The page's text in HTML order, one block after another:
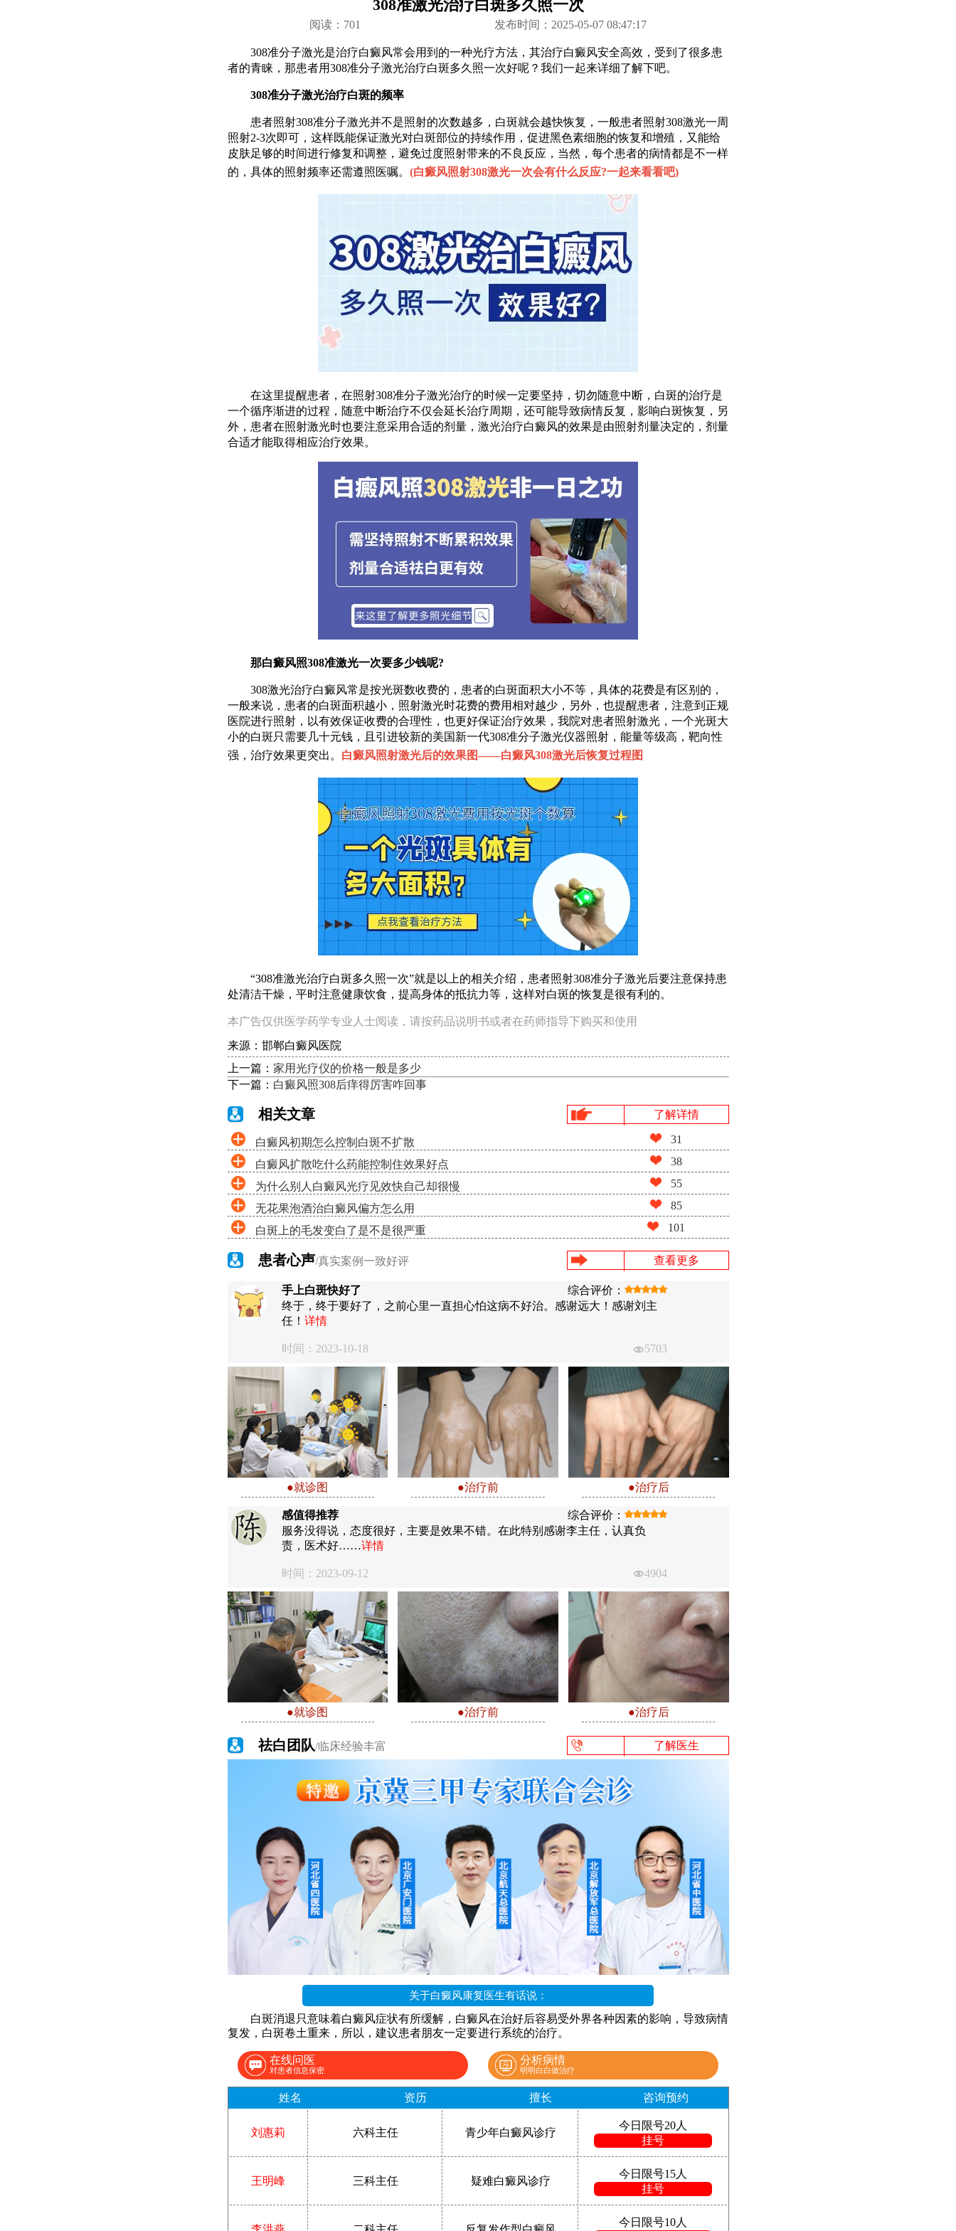
308准激光治疗白斑多久照一次
阅读： 701 发布时间：2025-05-07 08:47:17
308准分子激光是治疗白癜风常会用到的一种光疗方法，其治疗白癜风安全高效，受到了很多患
者的青睐，那患者用308准分子激光治疗白斑多久照一次好呢？我们一起来详细了解下吧。
308准分子激光治疗白斑的频率
患者照射308准分子激光并不是照射的次数越多，白斑就会越快恢复，一般患者照射308激光一周
照射2-3次即可，这样既能保证激光对白斑部位的持续作用，促进黑色素细胞的恢复和增殖，又能给
皮肤足够的时间进行修复和调整，避免过度照射带来的不良反应，当然，每个患者的病情都是不一样
的，具体的照射频率还需遵照医嘱。 (白癜风照射308激光一次会有什么反应?一起来看看吧)
在这里提醒患者，在照射308准分子激光治疗的时候一定要坚持，切勿随意中断，白斑的治疗是
一个循序渐进的过程，随意中断治疗不仅会延长治疗周期，还可能导致病情反复，影响白斑恢复，另
外，患者在照射激光时也要注意采用合适的剂量，激光治疗白癜风的效果是由照射剂量决定的，剂量
合适才能取得相应治疗效果。
那白癜风照308准激光一次要多少钱呢?
308激光治疗白癜风常是按光斑数收费的，患者的白斑面积大小不等，具体的花费是有区别的，
一般来说，患者的白斑面积越小，照射激光时花费的费用相对越少，另外，也提醒患者，注意到正规
医院进行照射，以有效保证收费的合理性，也更好保证治疗效果，我院对患者照射激光，一个光斑大
小的白斑只需要几十元钱，且引进较新的美国新一代308准分子激光仪器照射，能量等级高，靶向性
强，治疗效果更突出。 白癜风照射激光后的效果图——白癜风308激光后恢复过程图
“308准激光治疗白斑多久照一次”就是以上的相关介绍，患者照射308准分子激光后要注意保持患
处清洁干燥，平时注意健康饮食，提高身体的抵抗力等，这样对白斑的恢复是很有利的。
本广告仅供医学药学专业人士阅读，请按药品说明书或者在药师指导下购买和使用
来源：邯郸白癜风医院
上一篇： 家用光疗仪的价格一般是多少
下一篇： 白癜风照308后痒得厉害咋回事
相关文章 了解详情
白癜风初期怎么控制白斑不扩散 31
白癜风扩散吃什么药能控制住效果好点 38
为什么别人白癜风光疗见效快自己却很慢 55
无花果泡酒治白癜风偏方怎么用 85
白斑上的毛发变白了是不是很严重 101
患者心声/真实案例一致好评 查看更多
手上白斑快好了
综合评价：
终于，终于要好了，之前心里一直担心怕这病不好治。感谢远大！感谢刘主
任！ 详情
时间：2023-10-18 5703
●就诊图 ●治疗前 ●治疗后
感值得推荐
综合评价：
服务没得说，态度很好，主要是效果不错。在此特别感谢李主任，认真负
责，医术好……详情
时间：2023-09-12 4904
●就诊图 ●治疗前 ●治疗后
祛白团队/临床经验丰富 了解医生
关于白癜风康复医生有话说：
白斑消退只意味着白癜风症状有所缓解，白癜风在治好后容易受外界各种因素的影响，导致病情
复发，白斑卷土重来，所以，建议患者朋友一定要进行系统的治疗。
在线问医
对患者信息保密
分析病情
明明白白做治疗
姓名 资历 擅长 咨询预约
刘惠莉 六科主任 青少年白癜风诊疗
今日限号20人
挂号
王明峰 三科主任 疑难白癜风诊疗
今日限号15人
挂号
今日限号10人